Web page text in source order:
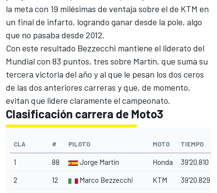
la meta con 19 milésimas de ventaja sobre el de KTM en
un final de infarto, logrando ganar desde la pole, algo
que no pasaba desde 2012.
Con este resultado Bezzecchi mantiene el liderato del
Mundial con 83 puntos, tres sobre Martín, que suma su
tercera victoria del año y al que le pesan los dos ceros
de las dos anteriores carreras y que, de momento,
evitan que lidere claramente el campeonato.
Clasificación carrera de Moto3
CLA # PILOTO MOTO TIEMPO
1 88 Jorge Martín Honda 39'20.810
2 12 Marco Bezzecchi KTM 39'20.829